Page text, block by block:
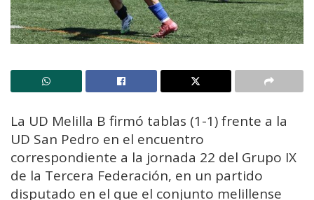
La UD Melilla B firmó tablas (1-1) frente a la
UD San Pedro en el encuentro
correspondiente a la jornada 22 del Grupo IX
de la Tercera Federación, en un partido
disputado en el que el conjunto melillense